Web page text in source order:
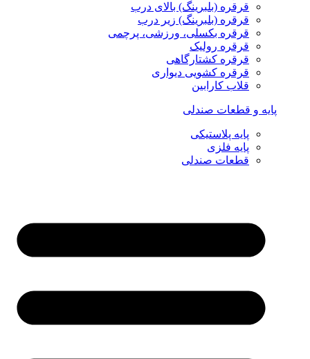
قرقره (بلبرینگ) بالای درب
قرقره (بلبرینگ) زیر درب
قرقره بکسلی، ورزشی، پرچمی
قرقره رولیک
قرقره کشتارگاهی
قرقره کشویی دیواری
قلاب کارابین
پایه و قطعات صندلی
پایه پلاستیکی
پایه فلزی
قطعات صندلی